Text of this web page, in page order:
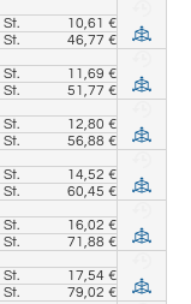
St.
10,61 €
St.
46,77 €
St.
11,69 €
St.
51,77 €
St.
12,80 €
St.
56,88 €
St.
14,52 €
St.
60,45 €
St.
16,02 €
St.
71,88 €
St.
17,54 €
St.
79,02 €